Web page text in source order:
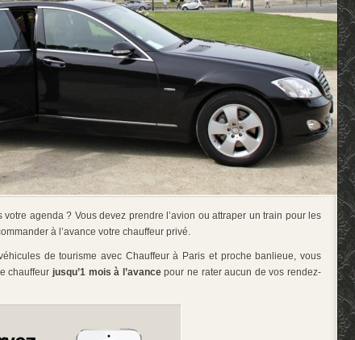
agenda ? Vous devez prendre l’avion ou attraper un train pour les
à l’avance votre chauffeur privé.
de tourisme avec Chauffeur à Paris et proche banlieue, vous
chauffeur jusqu’1 mois à l’avancepour ne rater aucun de vos rendez-